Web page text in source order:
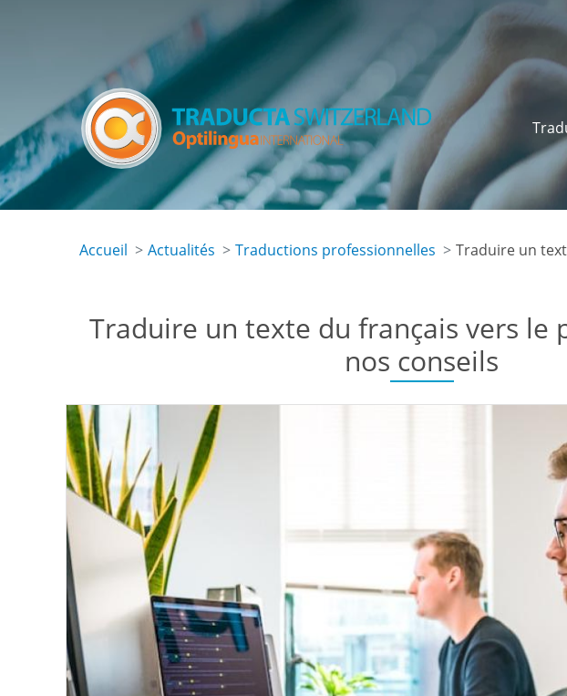
Accueil Actualités Traductions professionnelles Traduire un
Traduire un texte du français vers le
nos conseils